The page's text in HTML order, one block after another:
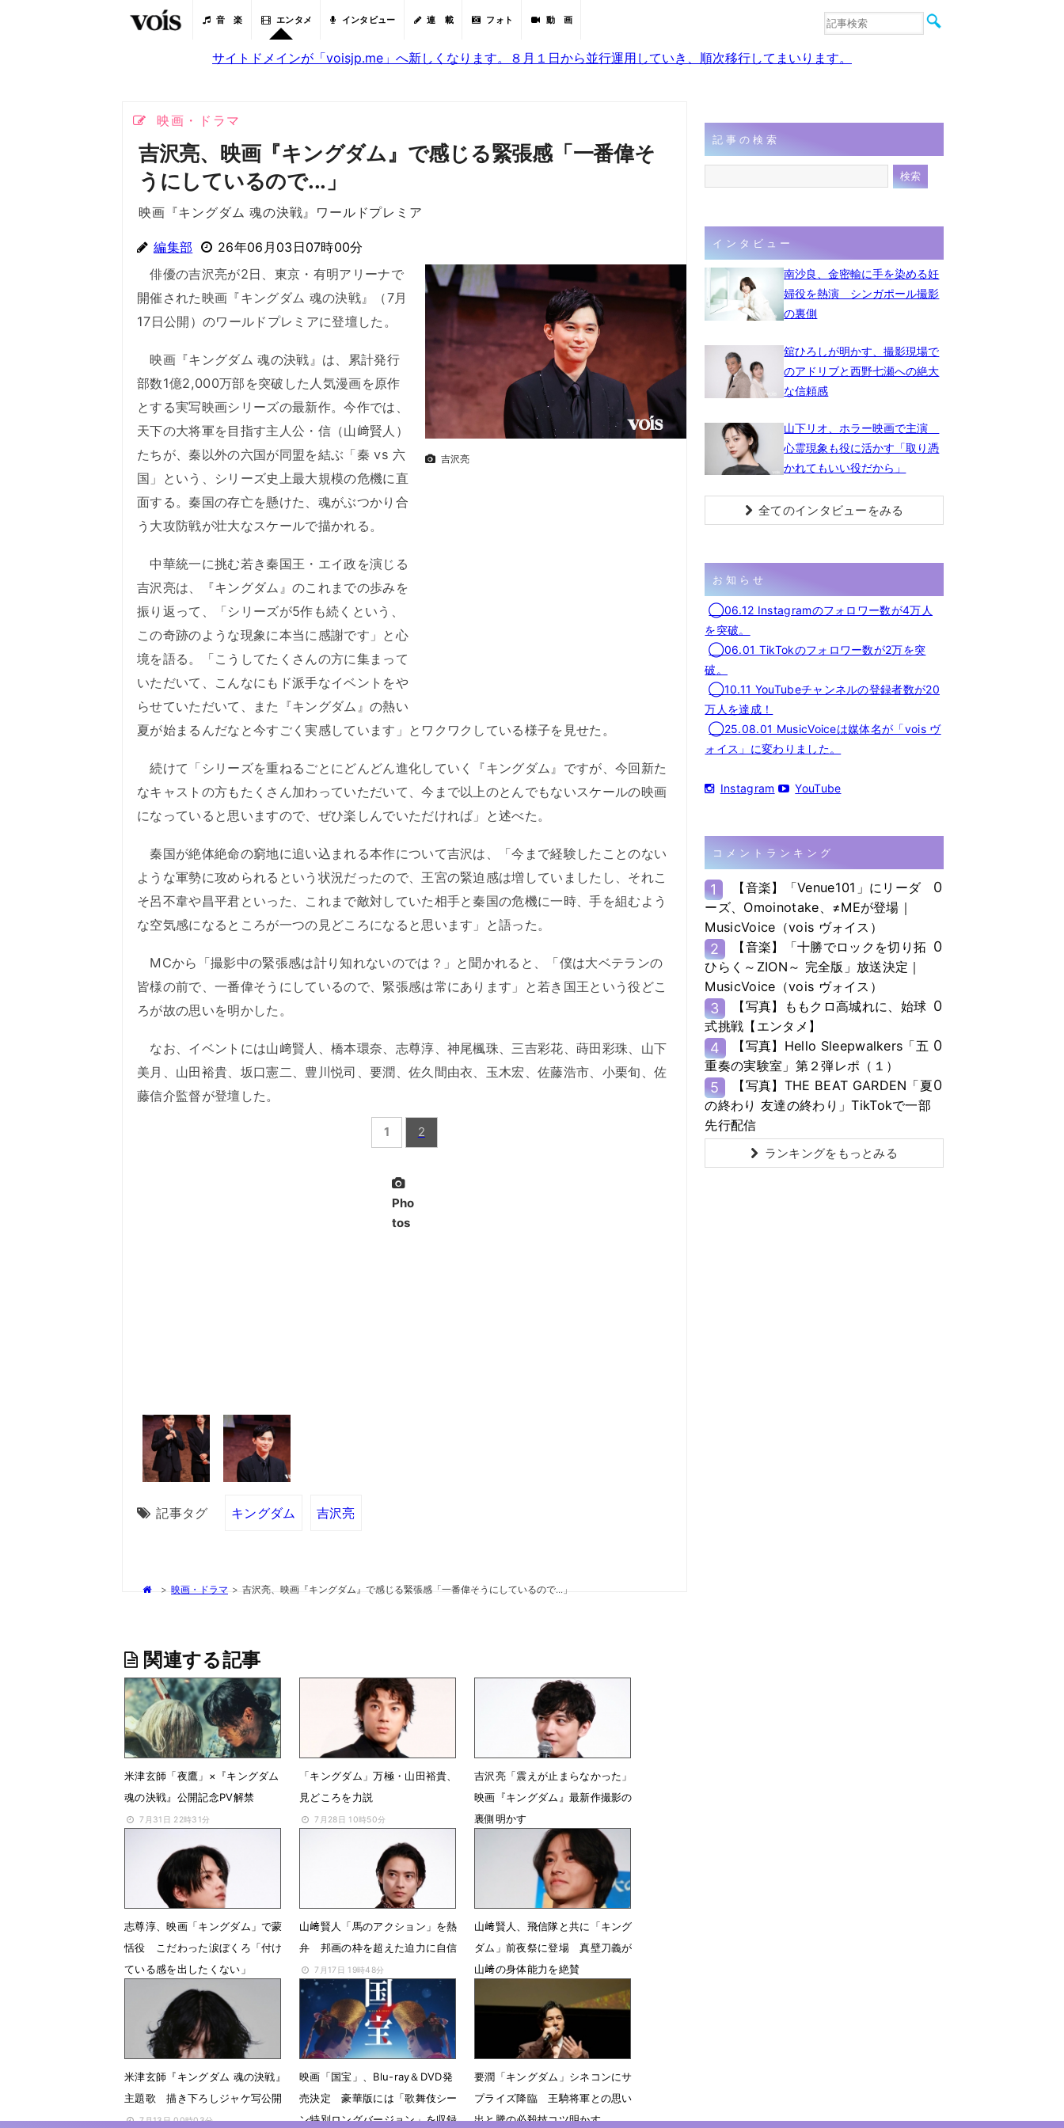
音 楽 エンタメ インタビュー 連 載 フォト 動 画
音楽
サイトドメインが「voisjp.me」へ新しくなります。８月１日から並行運用していき、順次移行してまいります。
映画・ドラマ
吉沢亮、映画『キングダム』で感じる緊張感「一番偉そ
うにしているので...」
映画『キングダム 魂の決戦』ワールドプレミア
編集部 26年06月03日07時00分
吉沢亮
俳優の吉沢亮が2日、東京・有明アリーナで
開催された映画『キングダム 魂の決戦』（7月
17日公開）のワールドプレミアに登壇した。
映画『キングダム 魂の決戦』は、累計発行
部数1億2,000万部を突破した人気漫画を原作
とする実写映画シリーズの最新作。今作では、
天下の大将軍を目指す主人公・信（山﨑賢人）
たちが、秦以外の六国が同盟を結ぶ「秦 vs 六
国」という、シリーズ史上最大規模の危機に直
面する。秦国の存亡を懸けた、魂がぶつかり合
う大攻防戦が壮大なスケールで描かれる。
中華統一に挑む若き秦国王・エイ政を演じる
吉沢亮は、『キングダム』のこれまでの歩みを
振り返って、「シリーズが5作も続くという、
この奇跡のような現象に本当に感謝です」と心
境を語る。「こうしてたくさんの方に集まって
いただいて、こんなにもド派手なイベントをや
らせていただいて、また『キングダム』の熱い
夏が始まるんだなと今すごく実感しています」とワクワクしている様子を見せた。
続けて「シリーズを重ねるごとにどんどん進化していく『キングダム』ですが、今回新た
なキャストの方もたくさん加わっていただいて、今まで以上のとんでもないスケールの映画
になっていると思いますので、ぜひ楽しんでいただければ」と述べた。
秦国が絶体絶命の窮地に追い込まれる本作について吉沢は、「今まで経験したことのない
ような軍勢に攻められるという状況だったので、王宮の緊迫感は増していましたし、それこ
そ呂不韋や昌平君といった、これまで敵対していた相手と秦国の危機に一時、手を組むよう
な空気感になるところが一つの見どころになると思います」と語った。
MCから「撮影中の緊張感は計り知れないのでは？」と聞かれると、「僕は大ベテランの
皆様の前で、一番偉そうにしているので、緊張感は常にあります」と若き国王という役どこ
ろが故の思いを明かした。
なお、イベントには山﨑賢人、橋本環奈、志尊淳、神尾楓珠、三吉彩花、蒔田彩珠、山下
美月、山田裕貴、坂口憲二、豊川悦司、要潤、佐久間由衣、玉木宏、佐藤浩市、小栗旬、佐
藤信介監督が登壇した。
1 2
Pho
tos
記事タグ キングダム 吉沢亮
> 映画・ドラマ > 吉沢亮、映画『キングダム』で感じる緊張感「一番偉そうにしているので...」
関連する記事
米津玄師「夜鷹」×『キングダム
魂の決戦』公開記念PV解禁
7月31日 22時31分
「キングダム」万極・山田裕貴、
見どころを力説
7月28日 10時50分
吉沢亮「震えが止まらなかった」
映画『キングダム』最新作撮影の
裏側明かす
7月17日 20時54分
志尊淳、映画「キングダム」で蒙
恬役 こだわった涙ぼくろ「付け
ている感を出したくない」
7月17日 20時24分
山﨑賢人「馬のアクション」を熱
弁 邦画の枠を超えた迫力に自信
7月17日 19時48分
山﨑賢人、飛信隊と共に「キング
ダム」前夜祭に登場 真壁刀義が
山﨑の身体能力を絶賛
米津玄師『キングダム 魂の決戦』
主題歌 描き下ろしジャケ写公開
7月13日 00時03分
映画「国宝」、Blu-ray＆DVD発
売決定 豪華版には「歌舞伎シー
ン特別ロングバージョン」を収録
要潤「キングダム」シネコンにサ
プライズ降臨 王騎将軍との思い
出と騰の必殺技コツ明かす
記事の検索
インタビュー
南沙良、金密輸に手を染める妊
婦役を熱演 シンガポール撮影
の裏側
舘ひろしが明かす、撮影現場で
のアドリブと西野七瀬への絶大
な信頼感
山下リオ、ホラー映画で主演
心霊現象も役に活かす「取り憑
かれてもいい役だから」
全てのインタビューをみる
お知らせ
◯06.12 Instagramのフォロワー数が4万人
を突破。
◯06.01 TikTokのフォロワー数が2万を突
破。
◯10.11 YouTubeチャンネルの登録者数が20
万人を達成！
◯25.08.01 MusicVoiceは媒体名が「vois ヴ
ォイス」に変わりました。
Instagram YouTube
コメントランキング
1
【音楽】「Venue101」にリーダ
ーズ、Omoinotake、≠MEが登場｜
MusicVoice（vois ヴォイス）
0
2
【音楽】「十勝でロックを切り拓
ひらく～ZION～ 完全版」放送決定｜
MusicVoice（vois ヴォイス）
0
3
【写真】ももクロ高城れに、始球
式挑戦【エンタメ】
0
4
【写真】Hello Sleepwalkers「五
重奏の実験室」第２弾レポ（１）
0
5
【写真】THE BEAT GARDEN「夏
の終わり 友達の終わり」TikTokで一部
先行配信
0
ランキングをもっとみる